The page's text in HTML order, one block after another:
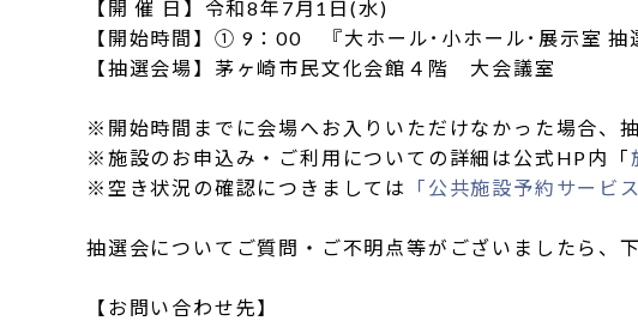
【開 催 日】令和8年7月1日(水)
【開始時間】① 9：00 『大ホール･小ホール･展示室
【抽選会場】茅ヶ崎市民文化会館４階 大会議室
※開始時間までに会場へお入りいただけなかった場合、
※施設のお申込み・ご利用についての詳細は公式HP内「
※空き状況の確認につきましては
「公共施設予約サービス
抽選会についてご質問・ご不明点等がございましたら、
【お問い合わせ先】